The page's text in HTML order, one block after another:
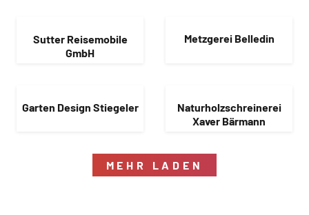
Sutter Reisemobile
GmbH
Metzgerei Belledin
Garten Design Stiegeler
Naturholzschreinerei
Xaver Bärmann
MEHR LADEN